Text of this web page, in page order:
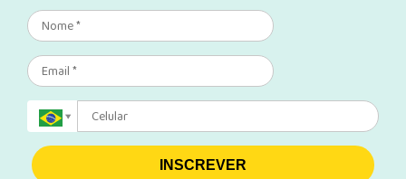
INSCREVER